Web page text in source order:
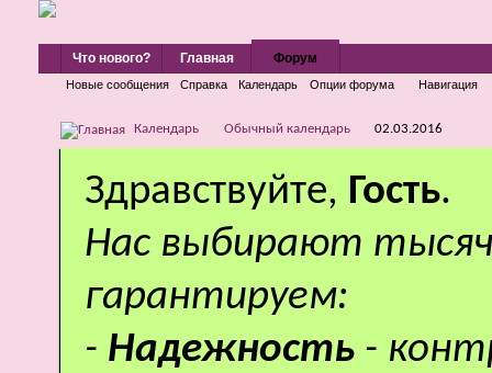
Что нового? Главная Форум
Новые сообщения Справка Календарь Опции форума Навигация
Календарь Обычный календарь 02.03.2016
Здравствуйте, Гость.
Нас выбирают
гарантируем:
- Надежность -